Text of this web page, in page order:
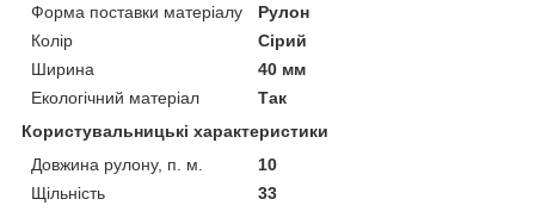
Форма поставки матеріалу
Рулон
Колір
Сірий
Ширина
40 мм
Екологічний матеріал
Так
Користувальницькі характеристики
Довжина рулону, п. м.
10
Щільність
33